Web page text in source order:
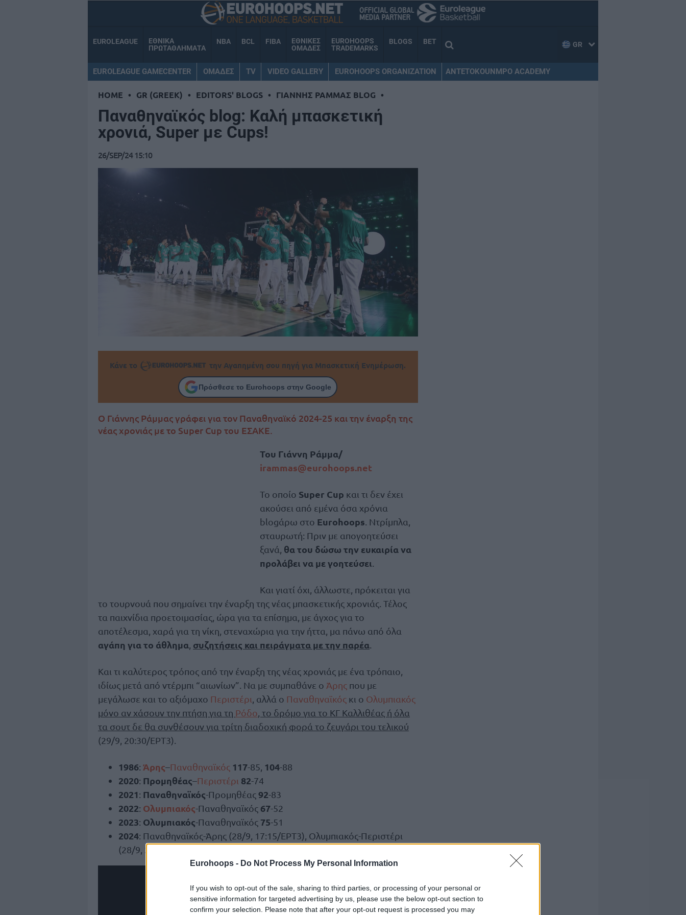
Eurohoops - Do Not Process My Personal Information
If you wish to opt-out of the sale, sharing to third parties, or processing of your personal or
sensitive information for targeted advertising by us, please use the below opt-out section to
confirm your selection. Please note that after your opt-out request is processed you may
EUROLEAGUE
ΕΘΝΙΚΑ
ΠΡΩΤΑΘΛΗΜΑΤΑ
NBA BCL FIBA
ΕΘΝΙΚΕΣ
ΟΜΑΔΕΣ
EUROHOOPS
TRADEMARKS
BLOGS BET GR
EUROLEAGUE GAMECENTER ΟΜΑΔΕΣ TV VIDEO GALLERY EUROHOOPS ORGANIZATION ANTETOKOUNMPO ACADEMY
HOME • GR (GREEK) • EDITORS' BLOGS • ΓΙΑΝΝΗΣ ΡΑΜΜΑΣ BLOG •
Παναθηναϊκός blog: Καλή μπασκετική
χρονιά, Super με Cups!
26/SEP/24 15:10
Κάνε το την Αγαπημένη σου πηγή για Μπασκετική Ενημέρωση.
Πρόσθεσε το Eurohoops στην Google
Ο Γιάννης Ράμμας γράφει για τον Παναθηναϊκό 2024-25 και την έναρξη της
νέας χρονιάς με το Super Cup του ΕΣΑΚΕ.
Του Γιάννη Ράμμα/
irammas@eurohoops.net
Το οποίο Super Cup και τι δεν έχει
ακούσει από εμένα όσα χρόνια
blogάρω στο Eurohoops . Ντρίμπλα,
σταυρωτή: Πριν με απογοητεύσει
ξανά, θα του δώσω την ευκαιρία να
προλάβει να με γοητεύσει
Και γιατί όχι, άλλωστε, πρόκειται για
το τουρνουά που σημαίνει την έναρξη της νέας μπασκετικής χρονιάς. Τέλος
τα παιχνίδια προετοιμασίας, ώρα για τα επίσημα, με άγχος για το
αποτέλεσμα, χαρά για τη νίκη, στεναχώρια για την ήττα, μα πάνω από όλα
αγάπη για το άθλημα συζητήσεις και πειράγματα με την παρέα
Και τι καλύτερος τρόπος από την έναρξη της νέας χρονιάς με ένα τρόπαιο,
ιδίως μετά από ντέρμπι “αιωνίων”. Να με συμπαθάνε ο Άρης που με
μεγάλωσε και το αξιόμαχο Περιστέρι , αλλά ο Παναθηναϊκός κι ο Ολυμπιακός
μόνο αν χάσουν την πτήση για τη Ρόδο , το δρόμο για το ΚΓ Καλλιθέας ή όλα
τα σουτ δε θα συνθέσουν για τρίτη διαδοχική φορά το ζευγάρι του τελικού
(29/9, 20:30/ΕΡΤ3).
1986: Άρης–Παναθηναϊκός 117-85, 104-88
2020: Προμηθέας–Περιστέρι 82-74
2021: Παναθηναϊκός-Προμηθέας92-83
2022: Ολυμπιακός-Παναθηναϊκός 67-52
2023: Ολυμπιακός-Παναθηναϊκός 75-51
2024: Παναθηναϊκός-Άρης (28/9, 17:15/ΕΡΤ3), Ολυμπιακός-Περιστέρι
(28/9, 20:45/ΕΡΤ3)